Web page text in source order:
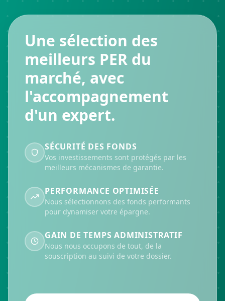
Une sélection des
meilleurs PER du
marché, avec
l'accompagnement
d'un expert.
SÉCURITÉ DES FONDS
Vos investissements sont protégés par les
meilleurs mécanismes de garantie.
PERFORMANCE OPTIMISÉE
Nous sélectionnons des fonds performants
pour dynamiser votre épargne.
GAIN DE TEMPS ADMINISTRATIF
Nous nous occupons de tout, de la
souscription au suivi de votre dossier.